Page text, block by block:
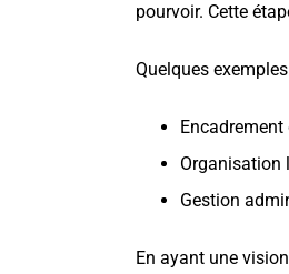
pourvoir. Cette
Quelques
Organisation
Gestion
En ayant une